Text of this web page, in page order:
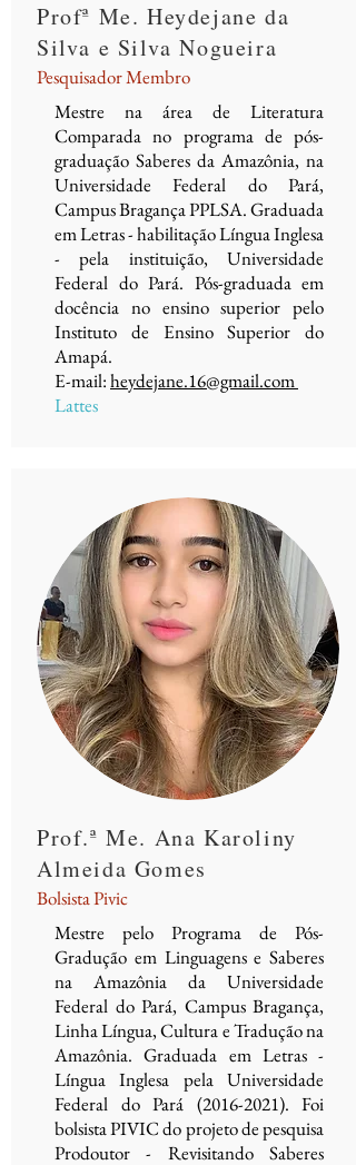
Profª Me. Heydejane da
Silva e Silva Nogueira
Pesquisador Membro
Mestre na área de Literatura
Comparada no programa de pós-
graduação Saberes da Amazônia, na
Universidade Federal do Pará,
Campus Bragança PPLSA. Graduada
em Letras - habilitação Língua Inglesa
- pela instituição, Universidade
Federal do Pará. Pós-graduada em
docência no ensino superior pelo
Instituto de Ensino Superior do
Amapá.
E-mail:heydejane.16@gmail.com
Lattes
Prof.ª Me. Ana Karoliny
Almeida Gomes
Bolsista Pivic
Mestre pelo Programa de Pós-
Gradução em Linguagens e Saberes
na Amazônia da Universidade
Federal do Pará, Campus Bragança,
Linha Língua, Cultura e Tradução na
Amazônia. Graduada em Letras -
Língua Inglesa pela Universidade
Federal do Pará (2016-2021). Foi
bolsista PIVIC do projeto de pesquisa
Prodoutor - Revisitando Saberes